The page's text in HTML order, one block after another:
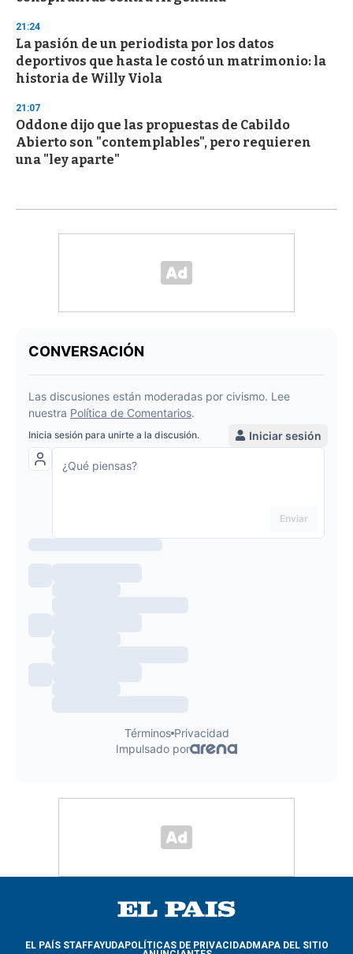
21:24
La pasión de un periodista por los datos
deportivos que hasta le costó un matrimonio: la
historia de Willy Viola
21:07
Oddone dijo que las propuestas de Cabildo
Abierto son "contemplables", pero requieren
una "ley aparte"
EL PAÍS STAFFAYUDAPOLÍTICAS DE PRIVACIDADMAPA DEL SITIO